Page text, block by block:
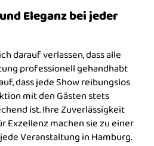
Eleganz bei jeder
darauf verlassen, dass alle
professionell gehandhabt
dass jede Show reibungslos
mit den Gästen stets
ist. Ihre Zuverlässigkeit
Exzellenz machen sie zu einer
Veranstaltung in Hamburg.